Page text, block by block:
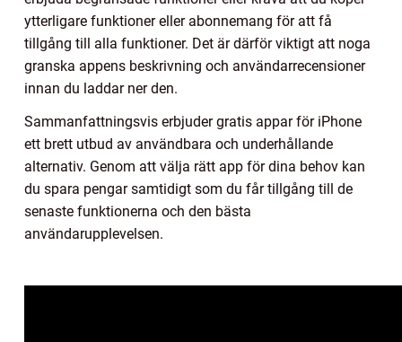
ytterligare funktioner eller abonnemang för att få
tillgång till alla funktioner. Det är därför viktigt att noga
granska appens beskrivning och användarrecensioner
innan du laddar ner den.
Sammanfattningsvis erbjuder gratis appar för iPhone
ett brett utbud av användbara och underhållande
alternativ. Genom att välja rätt app för dina behov kan
du spara pengar samtidigt som du får tillgång till de
senaste funktionerna och den bästa
användarupplevelsen.